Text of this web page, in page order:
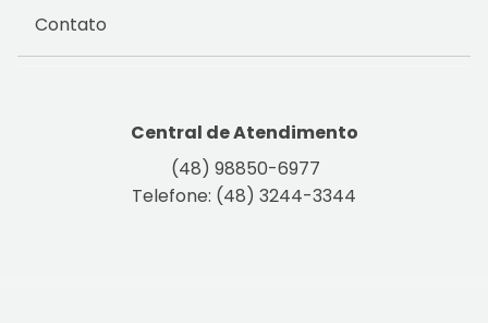
Contato
Central de Atendimento
(48) 98850-6977
Telefone: (48) 3244-3344